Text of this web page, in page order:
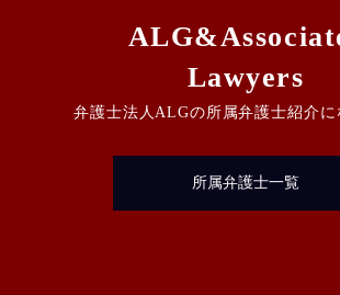
Lawyers
弁護士法人ALGの所属弁護士紹介に
所属弁護士一覧